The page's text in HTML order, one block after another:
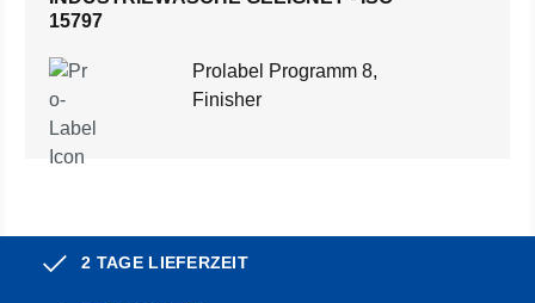
15797
Prolabel Programm 8,
Finisher
2 TAGE LIEFERZEIT